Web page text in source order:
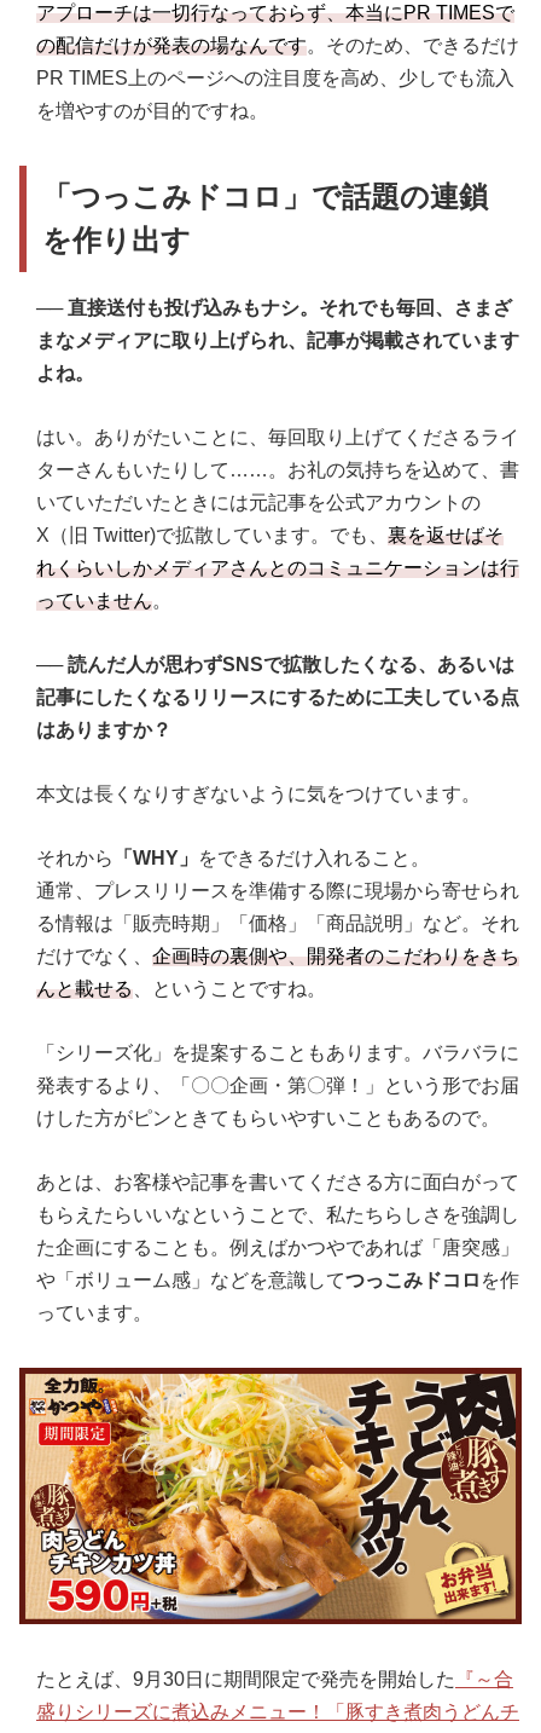
アプローチは一切行なっておらず、本当にPR TIMESで
の配信だけが発表の場なんです。そのため、できるだけ
PR TIMES上のページへの注目度を高め、少しでも流入
を増やすのが目的ですね。
「つっこみドコロ」で話題の連鎖
を作り出す
── 直接送付も投げ込みもナシ。それでも毎回、さまざ
まなメディアに取り上げられ、記事が掲載されています
よね。
はい。ありがたいことに、毎回取り上げてくださるライ
ターさんもいたりして……。お礼の気持ちを込めて、書
いていただいたときには元記事を公式アカウントの
X（旧 Twitter)で拡散しています。でも、 裏を返せばそ
れくらいしかメディアさんとのコミュニケーションは行
っていません。
── 読んだ人が思わずSNSで拡散したくなる、あるいは
記事にしたくなるリリースにするために工夫している点
はありますか？
本文は長くなりすぎないように気をつけています。
それから 「WHY」
をできるだけ入れること。
通常、プレスリリースを準備する際に現場から寄せられ
る情報は「販売時期」「価格」「商品説明」など。それ
だけでなく、 企画時の裏側や、開発者のこだわりをきち
んと載せる 、ということですね。
「シリーズ化」を提案することもあります。バラバラに
発表するより、「〇〇企画・第〇弾！」という形でお届
けした方がピンときてもらいやすいこともあるので。
あとは、お客様や記事を書いてくださる方に面白がって
もらえたらいいなということで、私たちらしさを強調し
た企画にすることも。例えばかつやであれば「唐突感」
や「ボリューム感」などを意識してつっこみドコロ を作
っています。
たとえば、9月30日に期間限定で発売を開始した
『～合
盛りシリーズに煮込みメニュー！「豚すき煮肉うどんチ